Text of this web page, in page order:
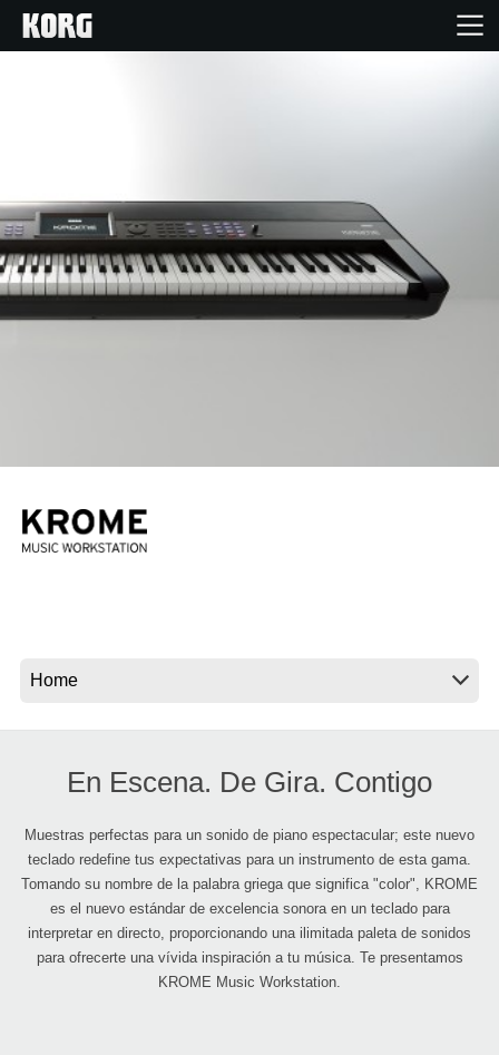
Características
Eventos
Noticias
Ubicación
En Escena. De Gira. Contigo
Muestras perfectas para un sonido de piano espectacular; este nuevo
teclado redefine tus expectativas para un instrumento de esta gama.
Tomando su nombre de la palabra griega que significa "color", KROME
es el nuevo estándar de excelencia sonora en un teclado para
interpretar en directo, proporcionando una ilimitada paleta de sonidos
para ofrecerte una vívida inspiración a tu música. Te presentamos
KROME Music Workstation.